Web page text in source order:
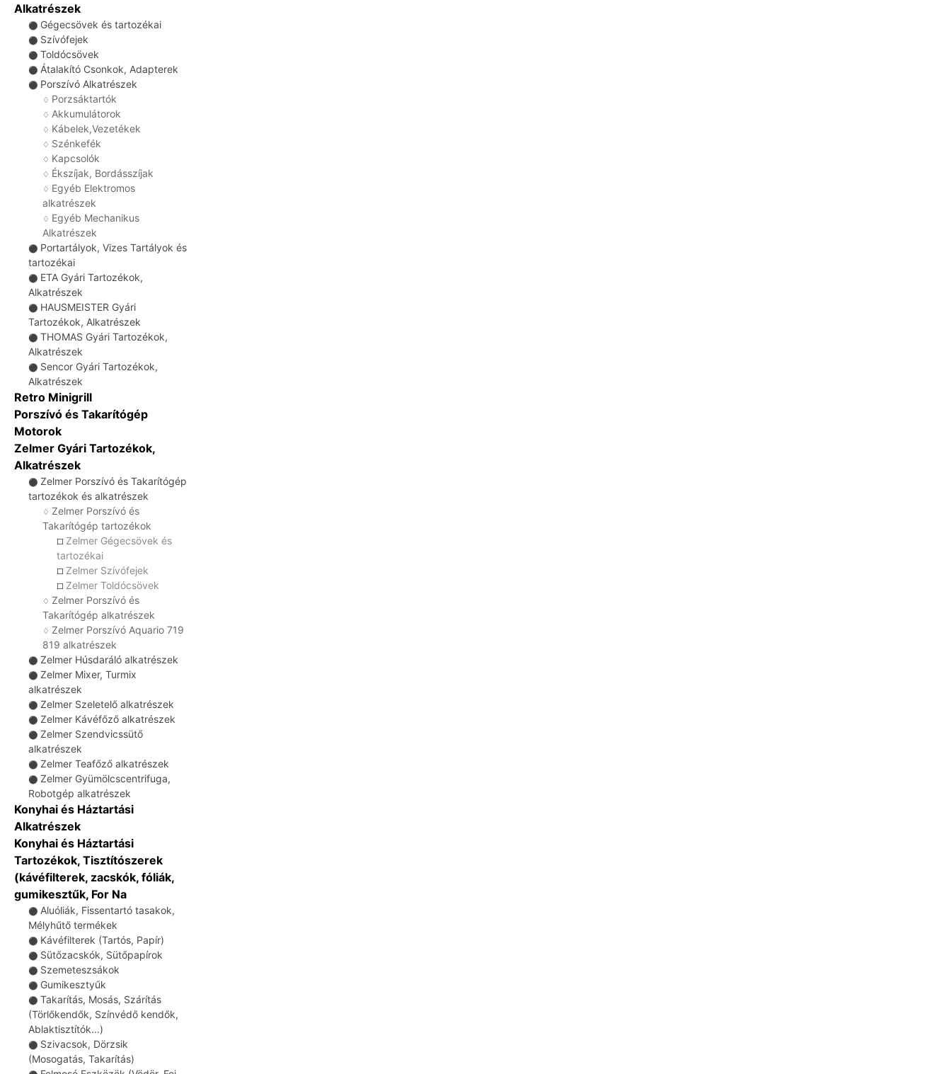
Alkatrészek
⚫ Gégecsövek és tartozékai
⚫ Szívófejek
⚫ Toldócsövek
⚫ Átalakító Csonkok, Adapterek
⚫ Porszívó Alkatrészek
♢ Porzsáktartók
♢ Akkumulátorok
♢ Kábelek,Vezetékek
♢ Szénkefék
♢ Kapcsolók
♢ Ékszíjak, Bordásszíjak
♢ Egyéb Elektromos
alkatrészek
♢ Egyéb Mechanikus
Alkatrészek
⚫ Portartályok, Vizes Tartályok és
tartozékai
⚫ ETA Gyári Tartozékok,
Alkatrészek
⚫ HAUSMEISTER Gyári
Tartozékok, Alkatrészek
⚫ THOMAS Gyári Tartozékok,
Alkatrészek
⚫ Sencor Gyári Tartozékok,
Alkatrészek
Retro Minigrill
Porszívó és Takarítógép
Motorok
Zelmer Gyári Tartozékok,
Alkatrészek
⚫ Zelmer Porszívó és Takarítógép
tartozékok és alkatrészek
♢ Zelmer Porszívó és
Takarítógép tartozékok
☐ Zelmer Gégecsövek és
tartozékai
☐ Zelmer Szívófejek
☐ Zelmer Toldócsövek
♢ Zelmer Porszívó és
Takarítógép alkatrészek
♢ Zelmer Porszívó Aquario 719
819 alkatrészek
⚫ Zelmer Húsdaráló alkatrészek
⚫ Zelmer Mixer, Turmix
alkatrészek
⚫ Zelmer Szeletelő alkatrészek
⚫ Zelmer Kávéfőző alkatrészek
⚫ Zelmer Szendvicssütő
alkatrészek
⚫ Zelmer Teafőző alkatrészek
⚫ Zelmer Gyümölcscentrifuga,
Robotgép alkatrészek
Konyhai és Háztartási
Alkatrészek
Konyhai és Háztartási
Tartozékok, Tisztítószerek
(kávéfilterek, zacskók, fóliák,
gumikesztűk, For Na
⚫ Aluóliák, Fissentartó tasakok,
Mélyhűtő termékek
⚫ Kávéfilterek (Tartós, Papír)
⚫ Sütőzacskók, Sütőpapírok
⚫ Szemeteszsákok
⚫ Gumikesztyűk
⚫ Takarítás, Mosás, Szárítás
(Törlőkendők, Színvédő kendők,
Ablaktisztítók...)
⚫ Szivacsok, Dörzsik
(Mosogatás, Takarítás)